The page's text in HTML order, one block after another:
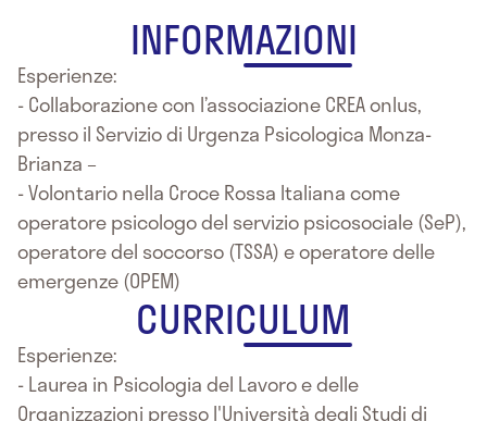
INFORMAZIONI
Esperienze:
- Collaborazione con l’associazione CREA onlus,
presso il Servizio di Urgenza Psicologica Monza-
Brianza –
- Volontario nella Croce Rossa Italiana come
operatore psicologo del servizio psicosociale (SeP),
operatore del soccorso (TSSA) e operatore delle
emergenze (OPEM)
CURRICULUM
Esperienze:
- Laurea in Psicologia del Lavoro e delle
Organizzazioni presso l'Università degli Studi di